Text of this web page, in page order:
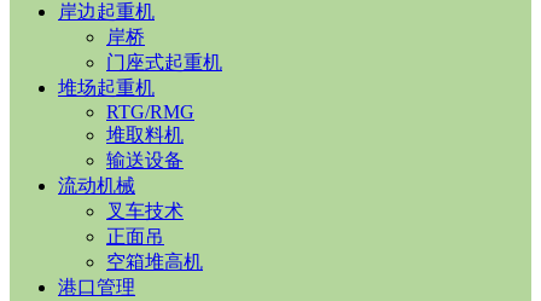
岸边起重机
岸桥
门座式起重机
堆场起重机
RTG/RMG
堆取料机
输送设备
流动机械
叉车技术
正面吊
空箱堆高机
港口管理